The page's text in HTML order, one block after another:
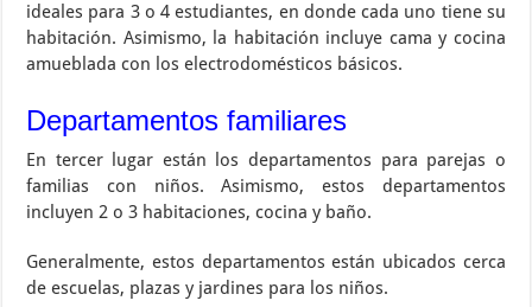
ideales para 3 o 4 estudiantes, en donde cada uno tiene su
habitación. Asimismo, la habitación incluye cama y cocina
amueblada con los electrodomésticos básicos.
Departamentos familiares
En tercer lugar están los departamentos para parejas o
familias con niños. Asimismo, estos departamentos
incluyen 2 o 3 habitaciones, cocina y baño.
Generalmente, estos departamentos están ubicados cerca
de escuelas, plazas y jardines para los niños.